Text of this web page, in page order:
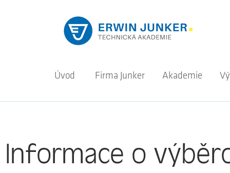
Úvod Firma Junker Akademie
Informace o